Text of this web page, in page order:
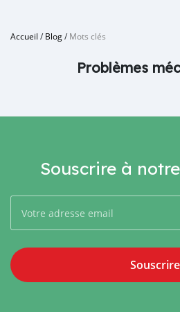
Accueil /Blog/Mots clés
Problèmes
Souscrire à
Souscrire